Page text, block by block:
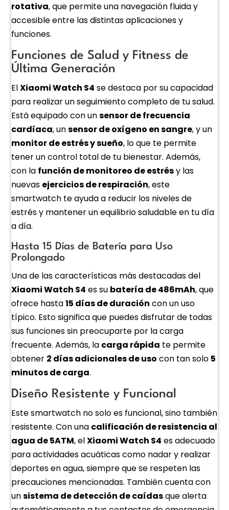
rotativa, que permite una navegación fluida y
accesible entre las distintas aplicaciones y
funciones.
Funciones de Salud y Fitness de
Última Generación
ElXiaomi Watch S4 se destaca por su capacidad
para realizar un seguimiento completo de tu salud.
Está equipado con unsensor de frecuencia
cardíaca, unsensor de oxígeno en sangre, y un
monitor de estrés y sueño, lo que te permite
tener un control total de tu bienestar. Además,
con la función de monitoreo de estrésy las
nuevas ejercicios de respiración, este
smartwatch te ayuda a reducir los niveles de
estrés y mantener un equilibrio saludable en tu día
a día.
Hasta 15 Días de Batería para Uso
Prolongado
Una de las características más destacadas del
Xiaomi Watch S4 es su batería de 486mAh, que
ofrece hasta15 días de duración con un uso
típico. Esto significa que puedes disfrutar de todas
sus funciones sin preocuparte por la carga
frecuente. Además, la carga rápida te permite
obtener 2 días adicionales de uso con tan solo 5
minutos de carga.
Diseño Resistente y Funcional
Este smartwatch no solo es funcional, sino también
resistente. Con una calificación de resistencia al
agua de 5ATM, elXiaomi Watch S4 es adecuado
para actividades acuáticas como nadar y realizar
deportes en agua, siempre que se respeten las
precauciones mencionadas. También cuenta con
unsistema de detección de caídasque alerta